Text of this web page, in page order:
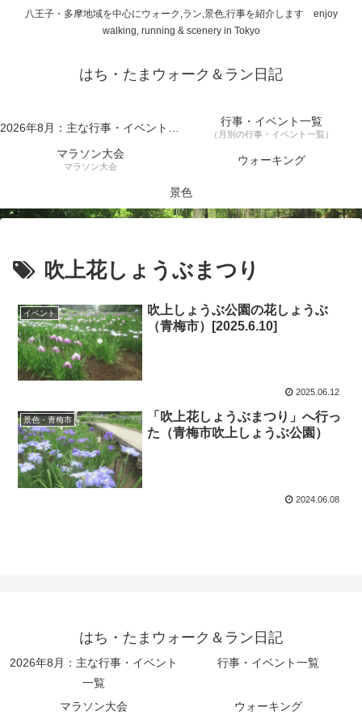
八王子・多摩地域を中心にウォーク,ラン,景色,行事を紹介します enjoy
walking, running & scenery in Tokyo
はち・たまウォーク＆ラン日記
2026年8月：主な行事・イベント一覧 行事・イベント一覧
（月別の行事・イベント一覧）
マラソン大会
マラソン大会 ウォーキング
景色
吹上花しょうぶまつり
イベント
吹上しょうぶ公園の花しょうぶ
（青梅市）[2025.6.10]
2025.06.12
景色・青梅市
「吹上花しょうぶまつり」へ行っ
た（青梅市吹上しょうぶ公園）
2024.06.08
はち・たまウォーク＆ラン日記
2026年8月：主な行事・イベント
一覧
行事・イベント一覧
マラソン大会
ウォーキング